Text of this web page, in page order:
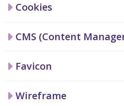
Cookies
CMS (Content
Favicon
Wireframe